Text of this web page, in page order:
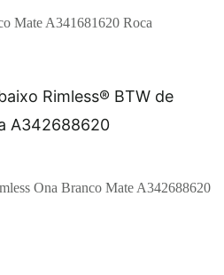
Mate A341681620 Roca
Ona Branco Mate A342688620